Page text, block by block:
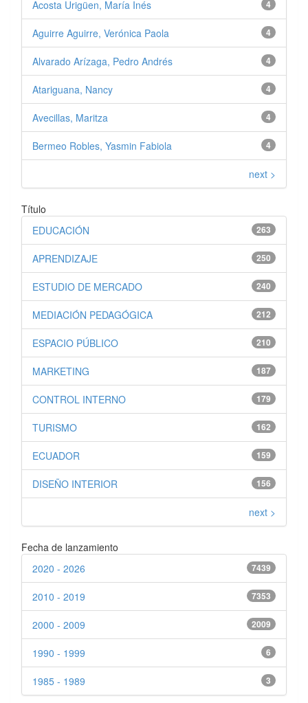
4
Acosta Urigüen, María Inés
4
Aguirre Aguirre, Verónica Paola
4
Alvarado Arízaga, Pedro Andrés
4
Atariguana, Nancy
4
Avecillas, Maritza
4
Bermeo Robles, Yasmin Fabiola
next >
Título
263
EDUCACIÓN
250
APRENDIZAJE
240
ESTUDIO DE MERCADO
212
MEDIACIÓN PEDAGÓGICA
210
ESPACIO PÚBLICO
187
MARKETING
179
CONTROL INTERNO
162
TURISMO
159
ECUADOR
156
DISEÑO INTERIOR
next >
Fecha de lanzamiento
7439
2020 - 2026
7353
2010 - 2019
2009
2000 - 2009
6
1990 - 1999
3
1985 - 1989